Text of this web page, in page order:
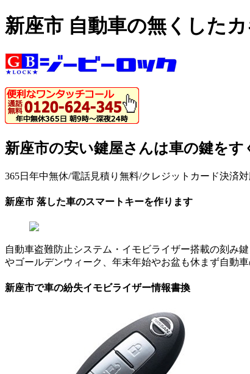
新座市 自動車の無くした
新座市の安い鍵屋さんは車の鍵をす
365日年中無休/電話見積り無料/クレジットカード決済
新座市 落した車のスマートキーを作ります
自動車盗難防止システム・イモビライザー搭載の刻み
やゴールデンウィーク、年末年始やお盆も休まず自動
新座市で車の紛失イモビライザー情報書換